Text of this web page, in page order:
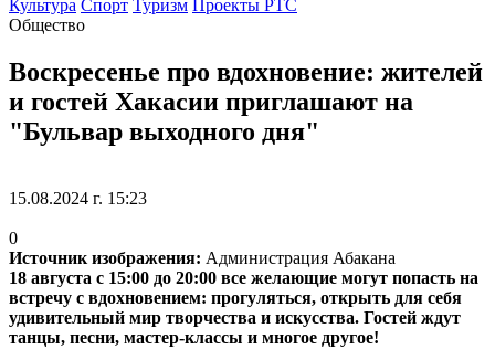
Культура Спорт Туризм Проекты РТС
Общество
Воскресенье про вдохновение: жителей
и гостей Хакасии приглашают на
"Бульвар выходного дня"
15.08.2024 г. 15:23
0
Источник изображения: Администрация Абакана
18 августа с 15:00 до 20:00 все желающие могут попасть на
встречу с вдохновением: прогуляться, открыть для себя
удивительный мир творчества и искусства. Гостей ждут
танцы, песни, мастер-классы и многое другое!